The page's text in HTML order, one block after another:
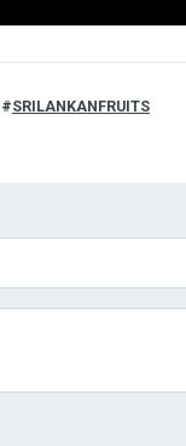
SRILANKANFRUITS